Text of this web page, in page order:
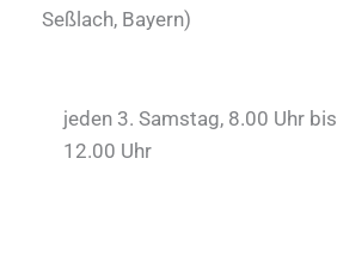
Seßlach, Bayern)
jeden 3. Samstag, 8.00 Uhr bis
12.00 Uhr